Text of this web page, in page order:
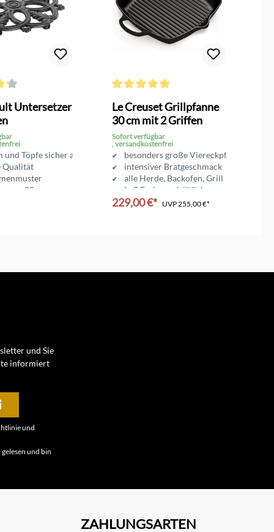
Untersetzer
und Töpfe sicher abstellen
Qualität
20 cm
Le Creuset Grillpfanne
30 cm mit 2 Griffen
Sofort verfügbar
, versandkostenfrei
besonders große Viereckpfanne
intensiver Bratgeschmack
alle Herde, Backofen, Grill
in 3 Farben erhältlich
229,00 €* UVP 255,00 €*
und Sie
informiert
und
gelesen und bin
ZAHLUNGSARTEN